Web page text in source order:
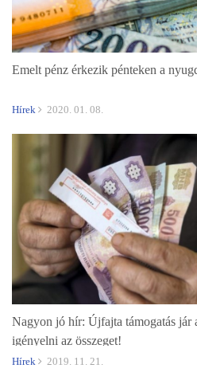
Emelt pénz érkezik pénteken a
Hírek 2020. 01. 08.
Nagyon jó hír: Újfajta támogatás jár
igényelni az összeget!
Hírek 2019. 11. 21.